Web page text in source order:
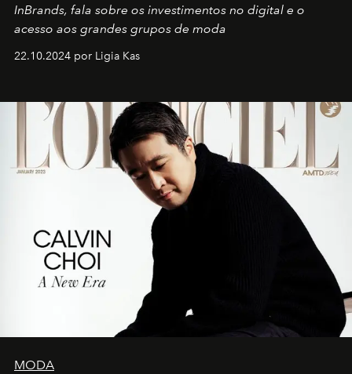
InBrands, fala sobre os investimentos no digital e o
acesso aos grandes grupos de moda
22.10.2024 por Ligia Kas
MODA